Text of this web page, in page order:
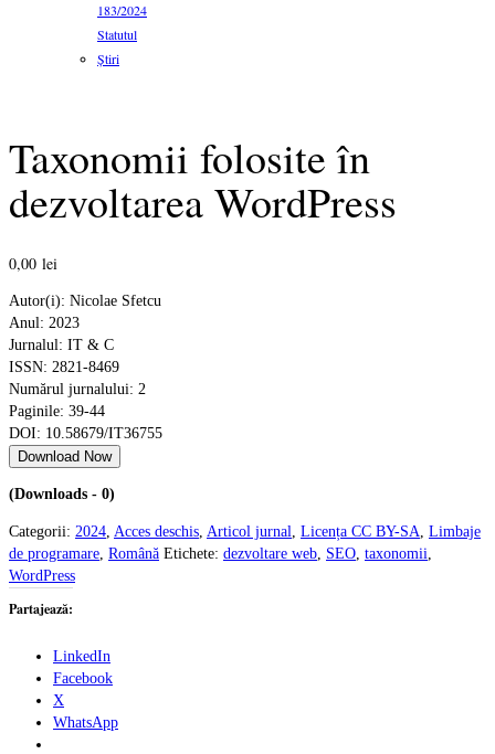
183/2024
Statutul
Știri
Taxonomii folosite în
dezvoltarea WordPress
0,00 lei
Autor(i): Nicolae Sfetcu
Anul: 2023
Jurnalul: IT & C
ISSN: 2821-8469
Numărul jurnalului: 2
Paginile: 39-44
DOI: 10.58679/IT36755
Download Now
(Downloads - 0)
Categorii: 2024 Acces deschis Articol jurnal Licența CC BY-SA Limbaje
de programare Română Etichete: dezvoltare web SEO taxonomii
WordPress
Partajează:
LinkedIn
Facebook
X
WhatsApp